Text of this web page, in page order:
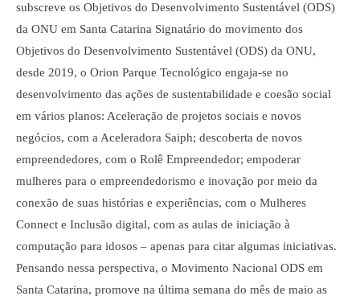
subscreve os Objetivos do Desenvolvimento Sustentável (ODS)
da ONU em Santa Catarina Signatário do movimento dos
Objetivos do Desenvolvimento Sustentável (ODS) da ONU,
desde 2019, o Orion Parque Tecnológico engaja-se no
desenvolvimento das ações de sustentabilidade e coesão social
em vários planos: Aceleração de projetos sociais e novos
negócios, com a Aceleradora Saiph; descoberta de novos
empreendedores, com o Rolê Empreendedor; empoderar
mulheres para o empreendedorismo e inovação por meio da
conexão de suas histórias e experiências, com o Mulheres
Connect e Inclusão digital, com as aulas de iniciação à
computação para idosos – apenas para citar algumas iniciativas.
Pensando nessa perspectiva, o Movimento Nacional ODS em
Santa Catarina, promove na última semana do mês de maio as